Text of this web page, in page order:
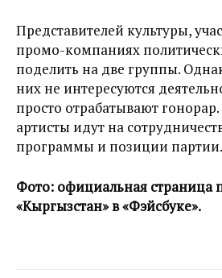
Представителей культуры,
промо-компаниях
поделить на две группы.
них не интересуются
просто отрабатывают
артисты идут на
программы и позиции партии.
Фото: официальная страница
«Кыргызстан» в «Фэйсбуке».